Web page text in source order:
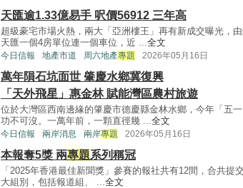
天匯逾1.33億易手 呎價56912 三年高
超級豪宅市場火熱，兩大「亞洲樓王」再有新成交曝光，
天匯一個4房單位連一個車位，近 ...全文
今日信報 地產市道 周六地產專題 2026年05月16日
萬年隕石坑面世 肇慶水鄉冀復興
「天外飛星」惠金林 賦能灣區農村旅遊
位於大灣區西南邊緣的肇慶市德慶縣金林水鄉，今年「五
功不可沒。一萬年前，一顆直徑幾 ...全文
今日信報 兩岸消息 兩岸專題 2026年05月16日
本報奪5獎 兩專題系列稱冠
「2025年香港最佳新聞獎」參賽的報社共有12間，合共提
大組別，包括報道組、 ...全文